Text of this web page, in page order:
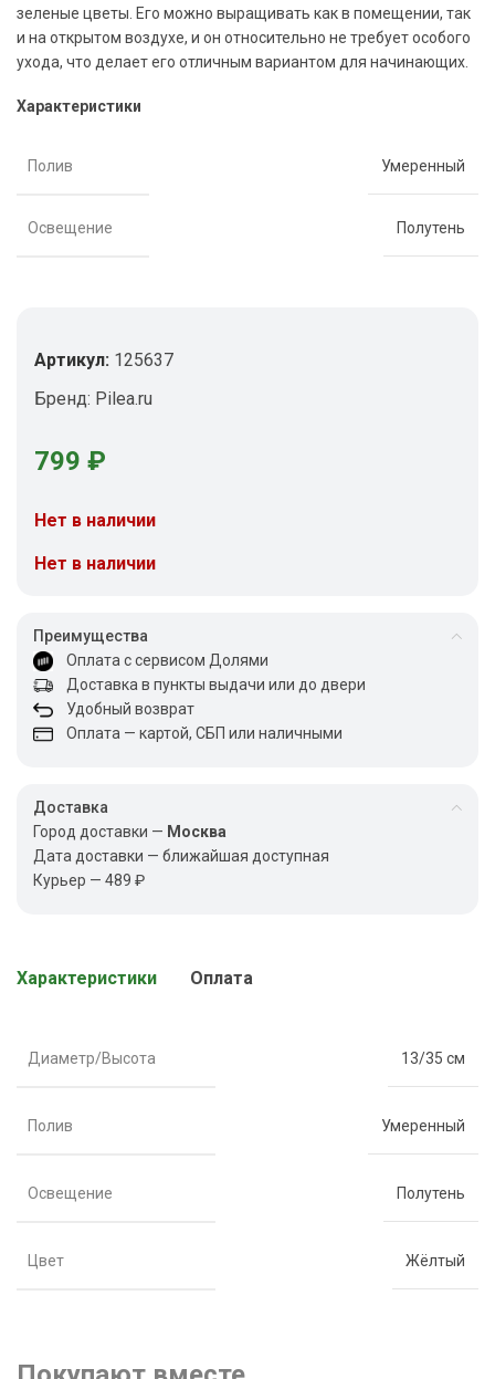
зеленые цветы. Его можно выращивать как в помещении, так
и на открытом воздухе, и он относительно не требует особого
ухода, что делает его отличным вариантом для начинающих.
Характеристики
Полив Умеренный
Освещение Полутень
Артикул: 125637
Бренд: Pilea.ru
799 ₽
Нет в наличии
Нет в наличии
Преимущества
Оплата с сервисом Долями
Доставка в пункты выдачи или до двери
Удобный возврат
Оплата — картой, СБП или наличными
Доставка
Город доставки — Москва
Дата доставки — ближайшая доступная
Курьер — 489 ₽
Характеристики Оплата
Диаметр/Высота 13/35 см
Полив Умеренный
Освещение Полутень
Цвет Жёлтый